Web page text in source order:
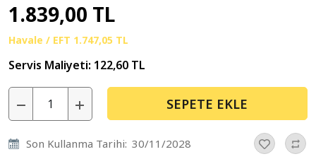
1.839,00 TL
Havale / EFT 1.747,05 TL
Servis Maliyeti: 122,60 TL
SEPETE EKLE
Son Kullanma Tarihi: 30/11/2028